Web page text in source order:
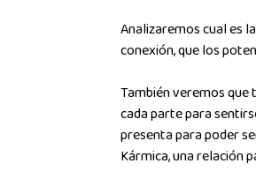
Analizaremos cual es
conexión, que los
También veremos que
cada parte para
presenta para poder
Kármica, una relación